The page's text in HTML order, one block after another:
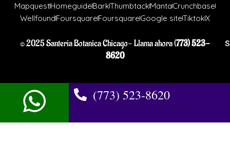
MapquestHomeguideBarkThumbtackMantaCrunchbase
WellfoundFoursquareFoursquareGoogle siteTiktokX
© 2025 Santeria Botanica Chicago- Llama ahora (773) 523-
8620
(773) 523-8620